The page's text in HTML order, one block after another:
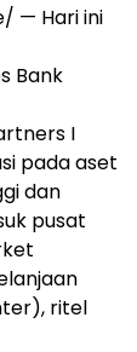
— Hari ini
Bank
I
pada aset
dan
pusat
ritel